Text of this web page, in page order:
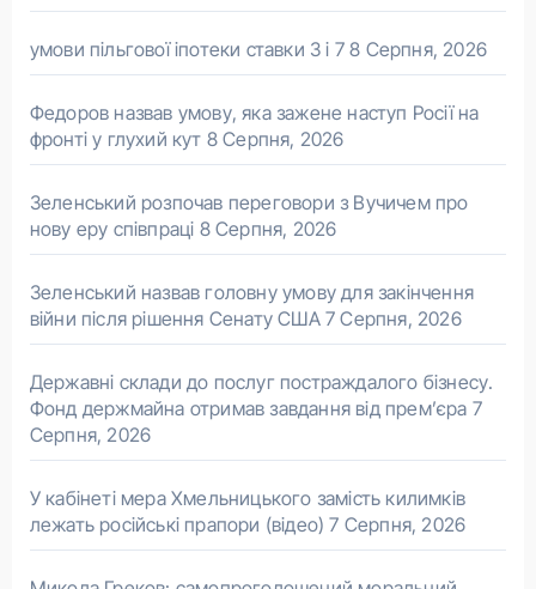
умови пільгової іпотеки ставки 3 і 7 8 Серпня, 2026
Федоров назвав умову, яка зажене наступ Росії на
фронті у глухий кут 8 Серпня, 2026
Зеленський розпочав переговори з Вучичем про
нову еру співпраці 8 Серпня, 2026
Зеленський назвав головну умову для закінчення
війни після рішення Сенату США 7 Серпня, 2026
Державні склади до послуг постраждалого бізнесу.
Фонд держмайна отримав завдання від прем’єра 7
Серпня, 2026
У кабінеті мера Хмельницького замість килимків
лежать російські прапори (відео) 7 Серпня, 2026